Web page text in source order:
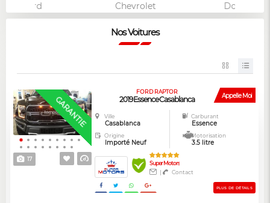
Ford Chevrolet Dodge
Nos Voitures
17
GARANTIE Appelle Moi
FORD RAPTOR
2019 Essence Casablanca
Ville
Casablanca
Carburant
Essence
Origine
Importé Neuf
Motorisation
3.5 litre
Super Motors
|
Contact
PLUS DE DÉTAILS